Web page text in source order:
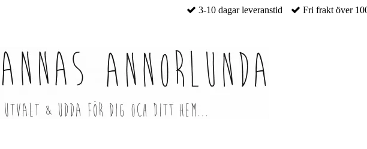
3-10 dagar leveranstid Fri frakt över